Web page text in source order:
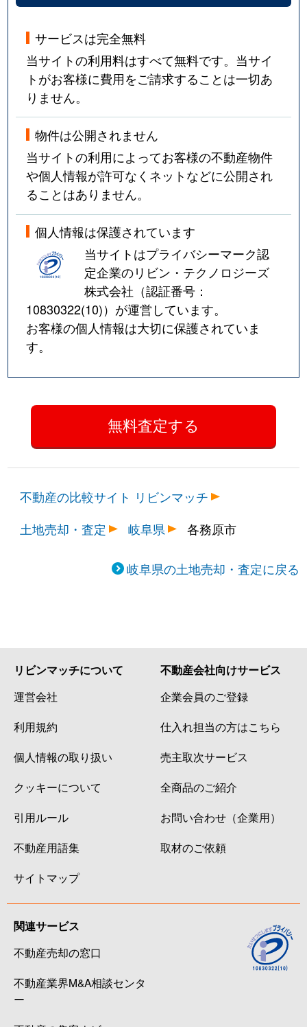
サービスは完全無料
当サイトの利用料はすべて無料です。当サイ
トがお客様に費用をご請求することは一切あ
りません。
物件は公開されません
当サイトの利用によってお客様の不動産物件
や個人情報が許可なくネットなどに公開され
ることはありません。
個人情報は保護されています
当サイトはプライバシーマーク認
定企業のリビン・テクノロジーズ
株式会社（認証番号：
10830322(10)）が運営しています。
お客様の個人情報は大切に保護されていま
す。
不動産の比較サイト リビンマッチ
土地売却・査定
岐阜県 各務原市
岐阜県の土地売却・査定に戻る
リビンマッチについて
運営会社
利用規約
個人情報の取り扱い
クッキーについて
引用ルール
不動産用語集
サイトマップ
不動産会社向けサービス
企業会員のご登録
仕入れ担当の方はこちら
売主取次サービス
全商品のご紹介
お問い合わせ（企業用）
取材のご依頼
関連サービス
不動産売却の窓口
不動産業界M&A相談センタ
ー